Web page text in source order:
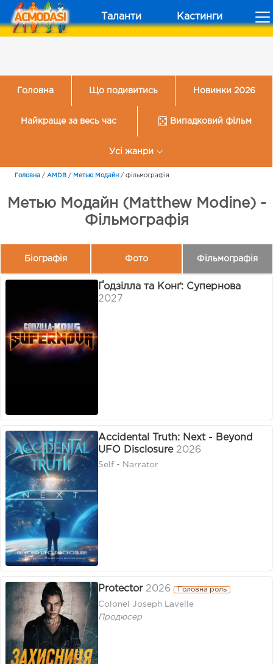
Таланти Кастинги
Головна Що подивитись Новинки 2026
Найкраще за весь час Випадковий фільм
Усі жанри
Головна / AMDB / Метью Модайн / Фільмографія
Метью Модайн (Matthew Modine) -
Фільмографія
Біографія Фото Фільмографія
Ґодзілла та Конґ: Супернова
2027
Accidental Truth: Next - Beyond
UFO Disclosure 2026
Self - Narrator
Protector 2026 Головна роль
Colonel Joseph Lavelle
Продюсер